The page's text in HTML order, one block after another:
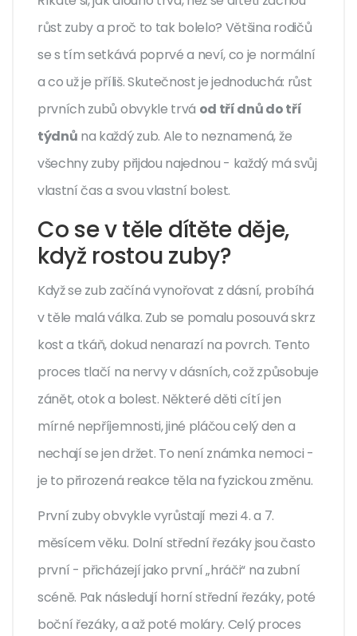
růst zuby a proč to tak bolelo? Většina rodičů
se s tím setkává poprvé a neví, co je normální
a co už je příliš. Skutečnost je jednoduchá: růst
prvních zubů obvykle trvá od tří dnů do tří
týdnů na každý zub. Ale to neznamená, že
všechny zuby přijdou najednou - každý má svůj
vlastní čas a svou vlastní bolest.
Co se v těle dítěte děje,
když rostou zuby?
Když se zub začíná vynořovat z dásní, probíhá
v těle malá válka. Zub se pomalu posouvá skrz
kost a tkáň, dokud nenarazí na povrch. Tento
proces tlačí na nervy v dásních, což způsobuje
zánět, otok a bolest. Některé děti cítí jen
mírné nepříjemnosti, jiné pláčou celý den a
nechají se jen držet. To není známka nemoci -
je to přirozená reakce těla na fyzickou změnu.
První zuby obvykle vyrůstají mezi 4. a 7.
měsícem věku. Dolní střední řezáky jsou často
první - přicházejí jako první „hráči“ na zubní
scéně. Pak následují horní střední řezáky, poté
boční řezáky, a až poté moláry. Celý proces